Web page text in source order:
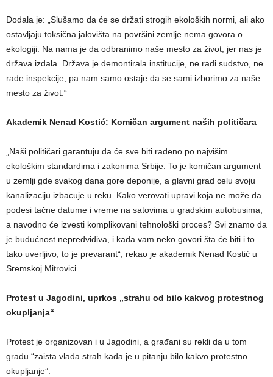
Dodala je: „Slušamo da će se držati strogih ekoloških normi, ali ako
ostavljaju toksična jalovišta na površini zemlje nema govora o
ekologiji. Na nama je da odbranimo naše mesto za život, jer nas je
država izdala. Država je demontirala institucije, ne radi sudstvo, ne
rade inspekcije, pa nam samo ostaje da se sami izborimo za naše
mesto za život.“
Akademik Nenad Kostić: Komičan argument naših političara
„Naši političari garantuju da će sve biti rađeno po najvišim
ekološkim standardima i zakonima Srbije. To je komičan argument
u zemlji gde svakog dana gore deponije, a glavni grad celu svoju
kanalizaciju izbacuje u reku. Kako verovati upravi koja ne može da
podesi tačne datume i vreme na satovima u gradskim autobusima,
a navodno će izvesti komplikovani tehnološki proces? Svi znamo da
je budućnost nepredvidiva, i kada vam neko govori šta će biti i to
tako uverljivo, to je prevarant“, rekao je akademik Nenad Kostić u
Sremskoj Mitrovici.
Protest u Jagodini, uprkos „strahu od bilo kakvog protestnog
okupljanja“
Protest je organizovan i u Jagodini, a građani su rekli da u tom
gradu “zaista vlada strah kada je u pitanju bilo kakvo protestno
okupljanje”.